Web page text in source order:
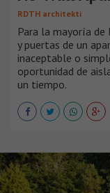
RDTH architekti
Para la mayoría
y puertas de un
inaceptable o
oportunidad de
un tiempo.